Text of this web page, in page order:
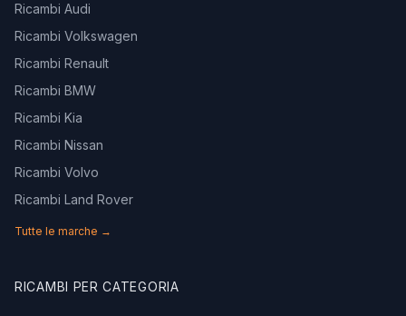
Ricambi Audi
Ricambi Volkswagen
Ricambi Renault
Ricambi BMW
Ricambi Kia
Ricambi Nissan
Ricambi Volvo
Ricambi Land Rover
Tutte le marche →
RICAMBI PER CATEGORIA